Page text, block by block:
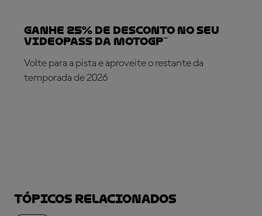
Ganhe 25% de desconto no seu
VideoPass da MotoGP™
Volte para a pista e aproveite o restante da
temporada de 2026
Tópicos relacionados